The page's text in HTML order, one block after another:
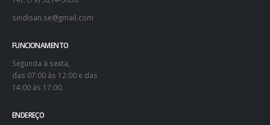
sindisan.se@gmail.com
FUNCIONAMENTO
Segunda à sexta,
das 07:00 às 12:00 e das
14:00 às 17:00.
ENDEREÇO